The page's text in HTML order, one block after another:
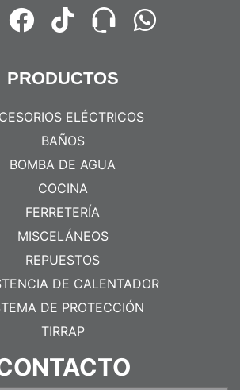
PRODUCTOS
ELÉCTRICOS
BAÑOS
BOMBA DE AGUA
COCINA
FERRETERÍA
MISCELÁNEOS
REPUESTOS
DE CALENTADOR
DE PROTECCIÓN
TIRRAP